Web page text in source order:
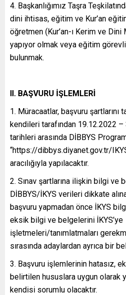
4. Başkanlığımız Taşra
dini ihtisas, eğitim ve Kur’an
öğretmen (Kur’an-ı Kerim ve Dini
yapıyor olmak veya eğitim
bulunmak.
II. BAŞVURU İŞLEMLERİ
1. Müracaatlar, başvuru şartlarını
kendileri tarafından 19.12.2022
tarihleri arasında DİBBYS
“https://dibbys.diyanet.gov.tr/
aracılığıyla yapılacaktır.
2. Sınav şartlarına ilişkin bilgi ve
DİBBYS/İKYS verileri dikkate
başvuru yapmadan önce İKYS
eksik bilgi ve belgelerini İKYS’ye
işletmeleri/tanımlatmaları
sırasında adaylardan ayrıca bir
3. Başvuru işlemlerinin hatasız,
belirtilen hususlara uygun olarak
kendisi sorumlu olacaktır.